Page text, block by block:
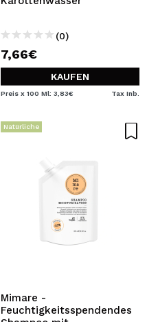
(0)
7,66€
KAUFEN
Preis x 100 Ml: 3,83€ Tax Inb.
Natürliche
Mimare -
Feuchtigkeitsspendendes